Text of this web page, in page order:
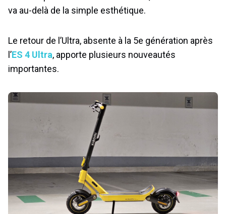
va au-delà de la simple esthétique.
Le retour de l’Ultra, absente à la 5e génération après
l’ES 4 Ultra , apporte plusieurs nouveautés
importantes.